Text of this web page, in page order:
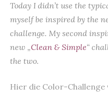
Today I didn’t use the
myself be inspired by the
challenge. My second
new „Clean & Simple“
the two.
Hier die Color-Challenge